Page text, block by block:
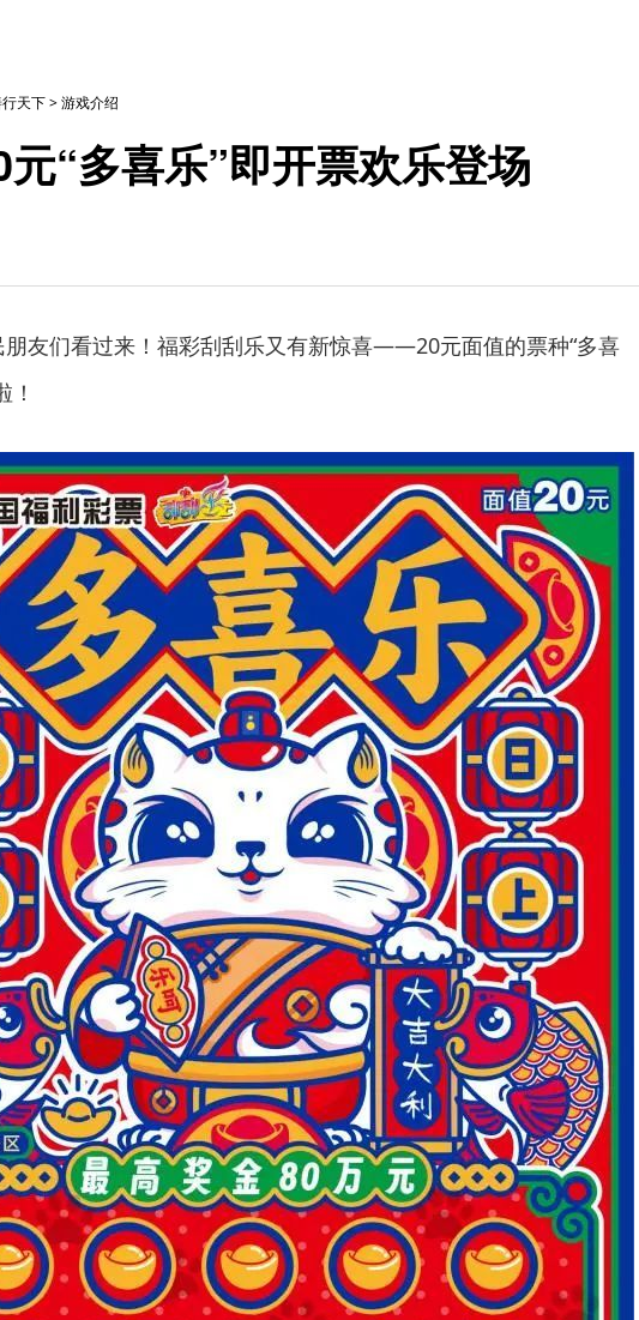
天下>游戏介绍
“多喜乐”即开票欢乐登场
朋友们看过来！福彩刮刮乐又有新惊喜——20元面值的票种“多喜
！